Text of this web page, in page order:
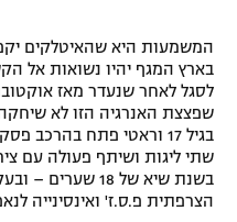
הצטרפות לחבילת הערוצים
לוח דרושים – ג'ובנט
תגיות
המגזין
המשמעות היא שהאיטלקים
בארץ המגף יהיו נשואות אל
לסגל לאחר שנעדר מאז
שפצצת האנרגיה הזו לא
בגיל 17 וראטי פתח
שתי ליגות ושיתף פעולה עם
בשנת שיא של 18
הצרפתית פ.ס.ז' ואינסינייה